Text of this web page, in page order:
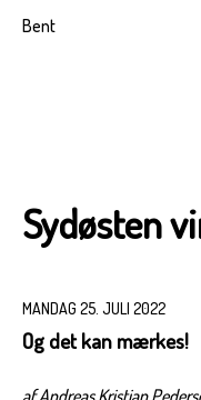
Bent
Sydøsten
MANDAG 25. JULI 2022
Og det kan mærkes!
af Andreas Kristian